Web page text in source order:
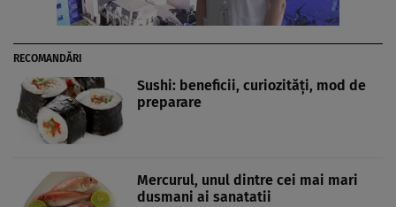
RECOMANDĂRI
Sushi: beneficii, curiozităţi, mod de
preparare
Mercurul, unul dintre cei mai mari
dusmani ai sanatatii